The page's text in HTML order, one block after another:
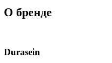
О бренде
Durasein